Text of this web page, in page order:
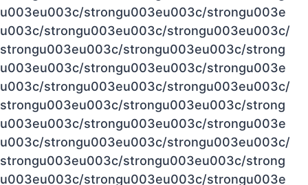
u003eu003c/strongu003eu003c/strongu003e
u003c/strongu003eu003c/strongu003eu003c/
strongu003eu003c/strongu003eu003c/strong
u003eu003c/strongu003eu003c/strongu003e
u003c/strongu003eu003c/strongu003eu003c/
strongu003eu003c/strongu003eu003c/strong
u003eu003c/strongu003eu003c/strongu003e
u003c/strongu003eu003c/strongu003eu003c/
strongu003eu003c/strongu003eu003c/strong
u003eu003c/strongu003eu003c/strongu003e